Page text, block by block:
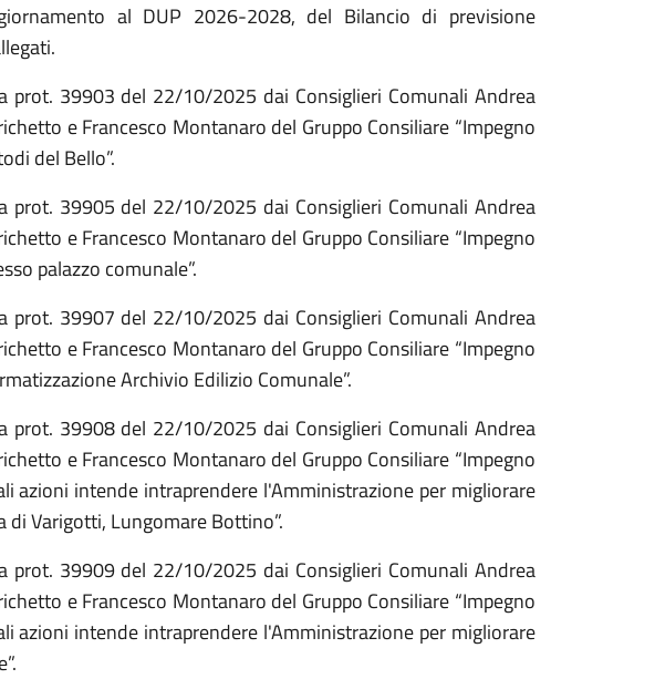
al DUP 2026-2028, del Bilancio di previsione
prot. 39903 del 22/10/2025 dai Consiglieri Comunali Andrea
e Francesco Montanaro del Gruppo Consiliare “Impegno
del Bello”.
prot. 39905 del 22/10/2025 dai Consiglieri Comunali Andrea
e Francesco Montanaro del Gruppo Consiliare “Impegno
palazzo comunale”.
prot. 39907 del 22/10/2025 dai Consiglieri Comunali Andrea
e Francesco Montanaro del Gruppo Consiliare “Impegno
Archivio Edilizio Comunale”.
prot. 39908 del 22/10/2025 dai Consiglieri Comunali Andrea
e Francesco Montanaro del Gruppo Consiliare “Impegno
azioni intende intraprendere l'Amministrazione per migliorare
di Varigotti, Lungomare Bottino”.
prot. 39909 del 22/10/2025 dai Consiglieri Comunali Andrea
e Francesco Montanaro del Gruppo Consiliare “Impegno
azioni intende intraprendere l'Amministrazione per migliorare